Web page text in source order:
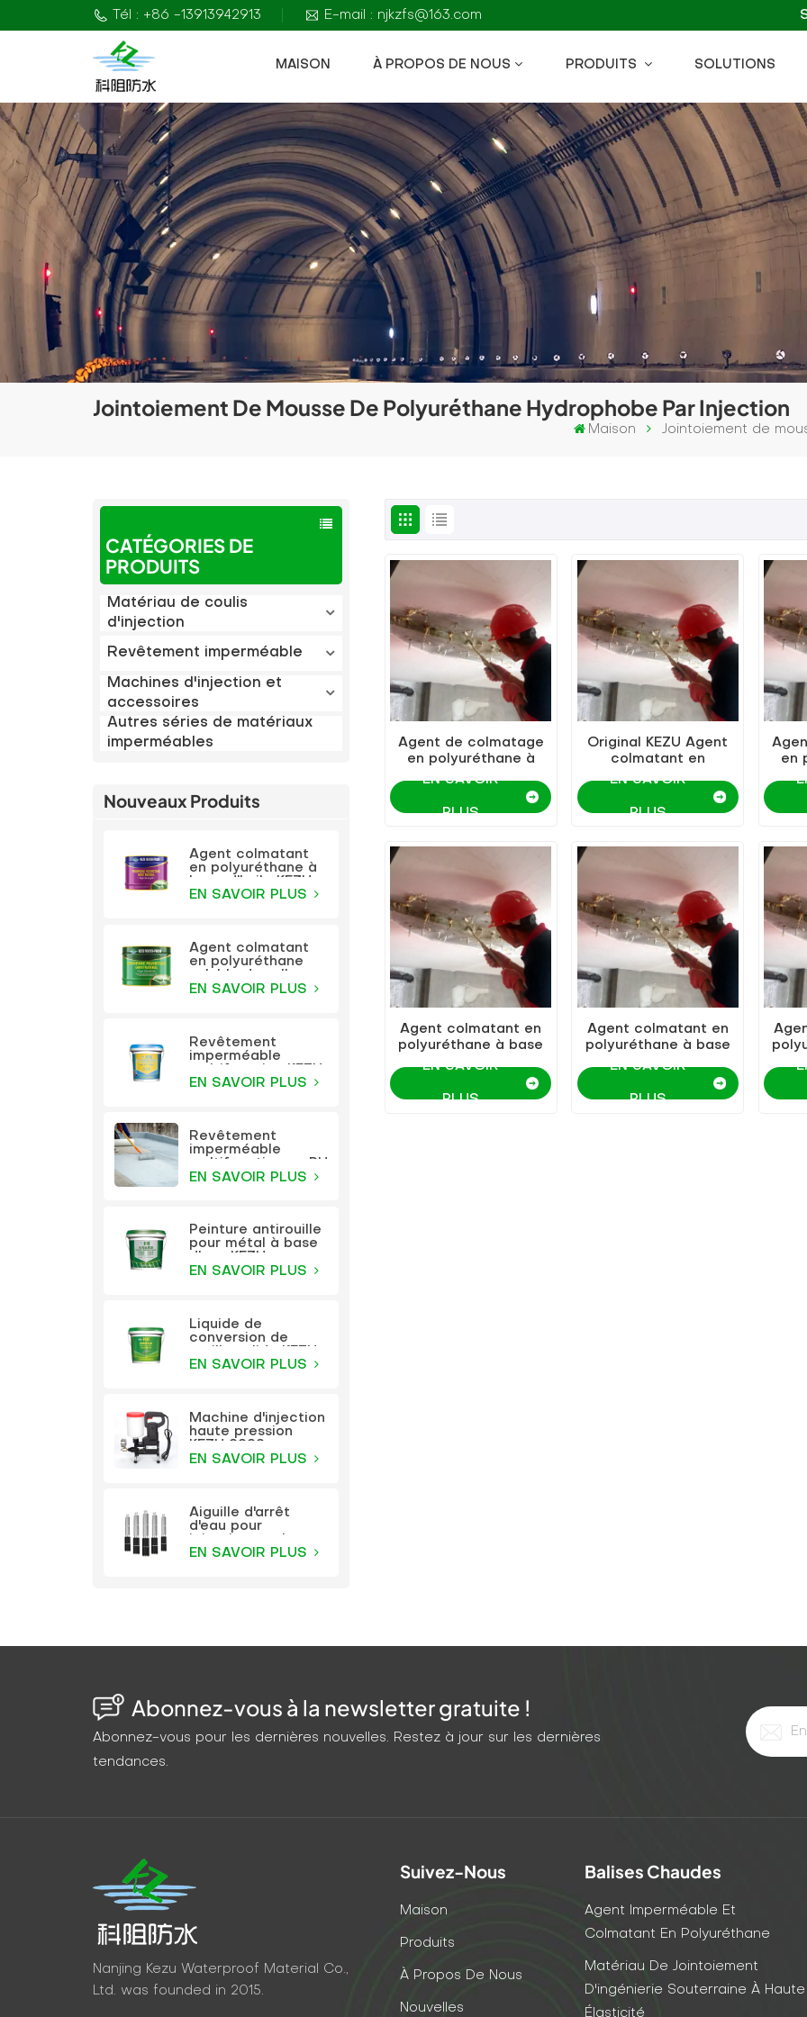
Tél : +86 -13913942913 E-mail : njkzfs@163.com
MAISON À PROPOS DE NOUS PRODUITS SOLUTIONS
Jointoiement De Mousse De Polyuréthane Hydrophobe Par Injection
Maison Jointoiement de
CATÉGORIES DE
PRODUITS
Matériau de coulis
d'injection
Revêtement imperméable
Machines d'injection et
accessoires
Autres séries de matériaux
imperméables
Nouveaux Produits
Agent colmatant
en polyuréthane à
EN SAVOIR PLUS
Agent colmatant
en polyuréthane
KEZU
EN SAVOIR PLUS
Revêtement
imperméable
à haute élasticité
EN SAVOIR PLUS
Revêtement
imperméable
à haute élasticité
EN SAVOIR PLUS
Peinture antirouille
pour métal à base
(peinture deux en
EN SAVOIR PLUS
Liquide de
conversion de
(apprêt
EN SAVOIR PLUS
Machine d'injection
haute pression
EN SAVOIR PLUS
Aiguille d'arrêt
d'eau pour
pression KEZU
EN SAVOIR PLUS
Agent de colmatage
en polyuréthane à
vendeurs chauds
EN SAVOIR
PLUS
Original KEZU Agent
colmatant en
EN SAVOIR
PLUS
en
Agent colmatant en
polyuréthane à base
qualité et sécurité
EN SAVOIR
PLUS
Agent colmatant en
polyuréthane à base
EN SAVOIR
PLUS
Abonnez-vous à la newsletter gratuite !
Abonnez-vous pour les dernières nouvelles. Restez à jour sur les dernières
tendances.
Nanjing Kezu Waterproof Material Co.,
Ltd. was founded in 2015.
Suivez-Nous
Maison
Produits
À Propos De Nous
Nouvelles
Balises Chaudes
Agent Imperméable Et
Colmatant En Polyuréthane
Matériau De Jointoiement
D'ingénierie Souterraine À Haute
Élasticité